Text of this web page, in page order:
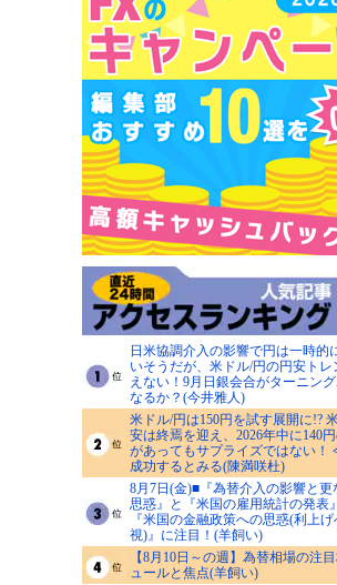
日米協調介入の影響で円は一時的
いそうだが、米ドル/円の円安トレ
えない！9月日銀会合がターニン
なるか？(今井雅人)
米ドル/円は150円を試す展開に!?
安は終焉を迎え、2026年中に140
があってもサプライズではない！
成功するとみる(陳満咲杜)
8月7日(金)■『為替介入の影響と更
思惑』と『米国の雇用統計の発表
『米国の金融政策への思惑(利上
視)』に注目！(羊飼い)
【8月10日～の週】為替相場の注
ュールと焦点(羊飼い)